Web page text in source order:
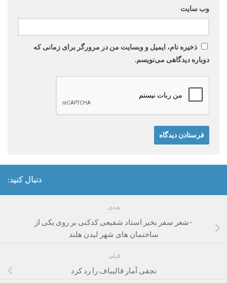
وب‌ سایت
ذخیره نام، ایمیل و وبسایت من در مرورگر برای زمانی که
دوباره دیدگاهی می‌نویسم.
دنبال کنید:
بعدی
-شعر سفر بخیر استاد شفیعی کدکنی بر روی یکی از
ساختمان های شهر لیدن هلند
قبلی
نجفی آمار قالیباف را رد کرد